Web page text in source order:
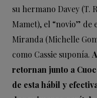
su hermano Davey (T.
Mamet), el “novio” de
Miranda (Michelle
como Cassie suponía.
retornan junto a
de esta hábil y